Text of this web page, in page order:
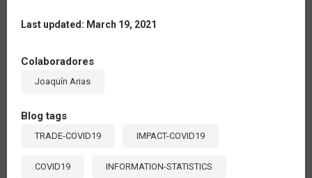
Last updated: March 19, 2021
Colaboradores
Joaquín Arias
Blog tags
TRADE-COVID19 IMPACT-COVID19
COVID19 INFORMATION-STATISTICS